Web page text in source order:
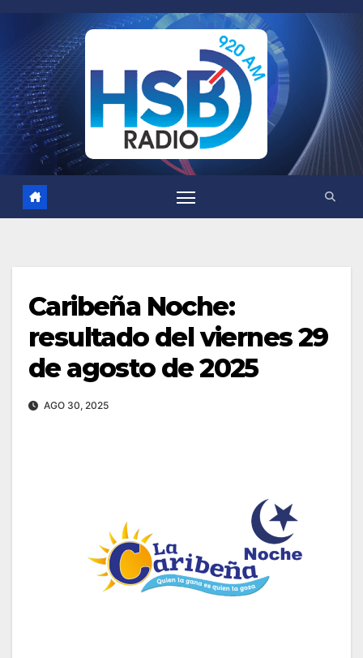
contenido
Caribeña Noche:
resultado del viernes 29
de agosto de 2025
AGO 30, 2025